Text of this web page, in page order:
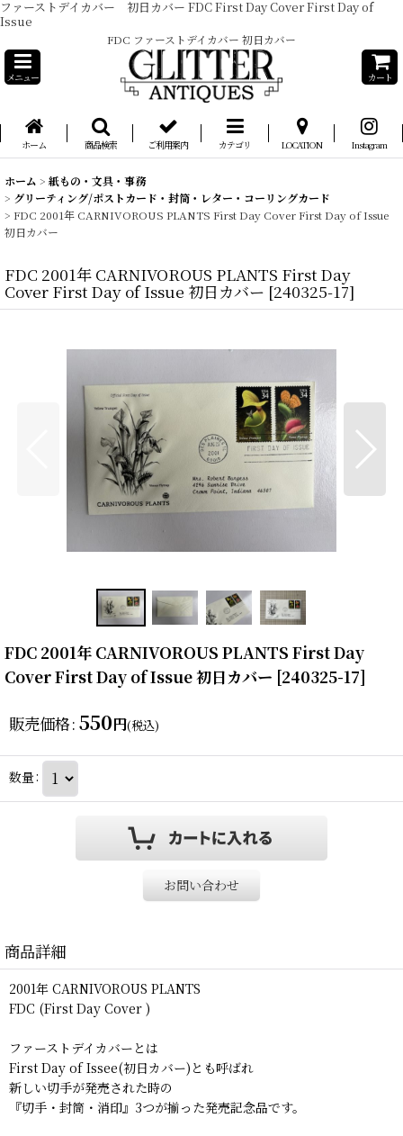
ファーストデイカバー 初日カバー FDC First Day Cover First Day of
Issue
FDC ファーストデイカバー 初日カバー
メニュー カート
ホーム 商品検索 ご利用案内 カテゴリ LOCATION Instagram
ホーム > 紙もの・文具・事務
> グリーティング/ポストカード・封筒・レター・コーリングカード
> FDC 2001年 CARNIVOROUS PLANTS First Day Cover First Day of Issue
初日カバー
FDC 2001年 CARNIVOROUS PLANTS First Day
Cover First Day of Issue 初日カバー [240325-17]
FDC 2001年 CARNIVOROUS PLANTS First Day
Cover First Day of Issue 初日カバー [240325-17]
販売価格: 550円(税込)
数量:
お問い合わせ
商品詳細
2001年 CARNIVOROUS PLANTS
FDC (First Day Cover )
ファーストデイカバーとは
First Day of Issee(初日カバー)とも呼ばれ
新しい切手が発売された時の
『切手・封筒・消印』3つが揃った発売記念品です。